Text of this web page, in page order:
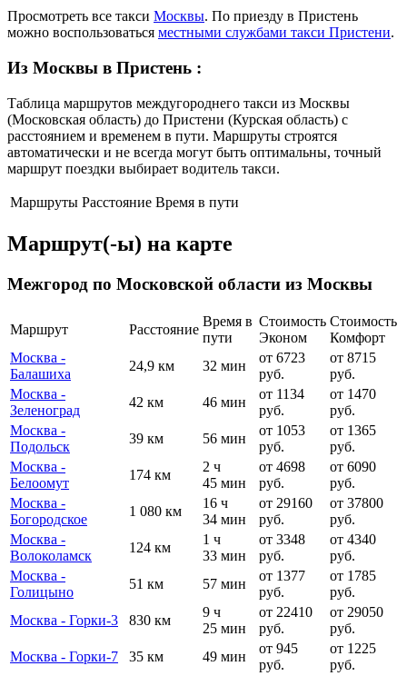
Просмотреть все такси Москвы. По приезду в Пристень
можно воспользоваться местными службами такси Пристени.
Из Москвы в Пристень :
Таблица маршрутов междугороднего такси из Москвы
(Московская область) до Пристени (Курская область) с
расстоянием и временем в пути. Маршруты строятся
автоматически и не всегда могут быть оптимальны, точный
маршрут поездки выбирает водитель такси.
Маршруты Расстояние Время в пути
Маршрут(-ы) на карте
Межгород по Московской области из Москвы
Маршрут Расстояние
Время в
пути
Стоимость
Эконом
Стоимость
Комфорт
Москва -
Балашиха
24,9 км 32 мин
от 6723
руб.
от 8715
руб.
Москва -
Зеленоград
42 км 46 мин
от 1134
руб.
от 1470
руб.
Москва -
Подольск
39 км 56 мин
от 1053
руб.
от 1365
руб.
Москва -
Белоомут
174 км
2 ч
45 мин
от 4698
руб.
от 6090
руб.
Москва -
Богородское
1 080 км
16 ч
34 мин
от 29160
руб.
от 37800
руб.
Москва -
Волоколамск
124 км
1 ч
33 мин
от 3348
руб.
от 4340
руб.
Москва -
Голицыно
51 км 57 мин
от 1377
руб.
от 1785
руб.
Москва - Горки-3
830 км
9 ч
25 мин
от 22410
руб.
от 29050
руб.
Москва - Горки-7
35 км 49 мин
от 945
руб.
от 1225
руб.